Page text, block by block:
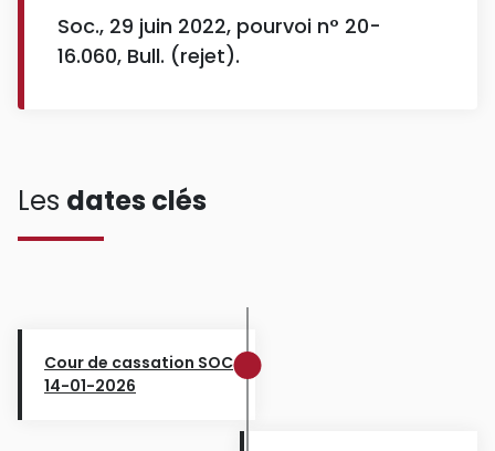
Soc., 29 juin 2022, pourvoi n° 20-
16.060, Bull. (rejet).
Les dates clés
Cour de cassation SOC
14-01-2026